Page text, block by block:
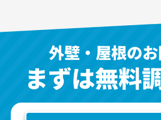
外壁・屋根の
まずは無料